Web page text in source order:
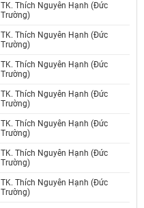
TK. Thích Nguyên Hạnh (Đức
Trường)
TK. Thích Nguyên Hạnh (Đức
Trường)
TK. Thích Nguyên Hạnh (Đức
Trường)
TK. Thích Nguyên Hạnh (Đức
Trường)
TK. Thích Nguyên Hạnh (Đức
Trường)
TK. Thích Nguyên Hạnh (Đức
Trường)
TK. Thích Nguyên Hạnh (Đức
Trường)